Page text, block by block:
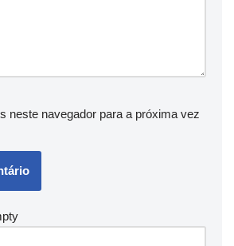
neste navegador para a próxima vez